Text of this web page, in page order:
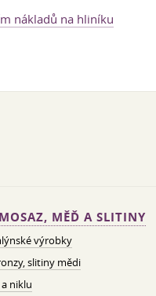
nákladů na hliníku
MĚĎ A SLITINY
výrobky
slitiny mědi
niklu